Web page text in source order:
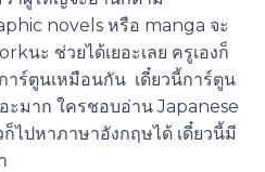
novels หรือ manga จะ
นะ ช่วยได้เยอะเลย ครูเองก็
าร์ตูนเหมือนกัน เดี๋ยวนี้การ์ตูน
ะมาก ใครชอบอ่าน Japanese
ไปหาภาษาอังกฤษได้ เดี๋ยวนี้มี